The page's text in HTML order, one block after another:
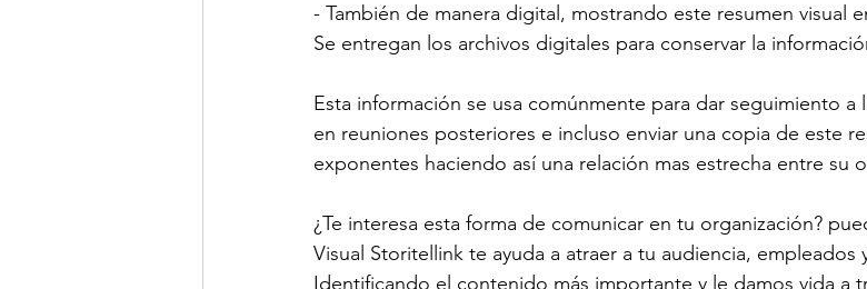
- También de manera digital, mostrando este resumen visual
Se entregan los archivos digitales para conservar la
Esta información se usa comúnmente para dar seguimiento a
en reuniones posteriores e incluso enviar una copia de este
exponentes haciendo así una relación mas estrecha entre su
¿Te interesa esta forma de comunicar en tu organización?
Visual Storitellink te ayuda a atraer a tu audiencia, empleados
Identificando el contenido más importante y le damos vida a